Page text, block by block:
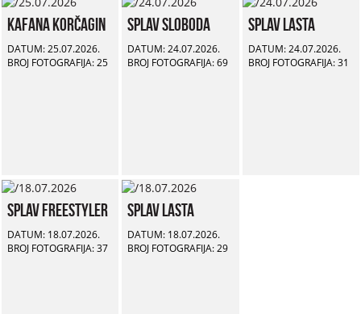
Kafana Korčagin
DATUM: 25.07.2026.
BROJ FOTOGRAFIJA: 25
Splav Sloboda
DATUM: 24.07.2026.
BROJ FOTOGRAFIJA: 69
Splav Lasta
DATUM: 24.07.2026.
BROJ FOTOGRAFIJA: 31
Splav Freestyler
DATUM: 18.07.2026.
BROJ FOTOGRAFIJA: 37
Splav Lasta
DATUM: 18.07.2026.
BROJ FOTOGRAFIJA: 29